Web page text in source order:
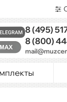
8 (495)
8 (800)